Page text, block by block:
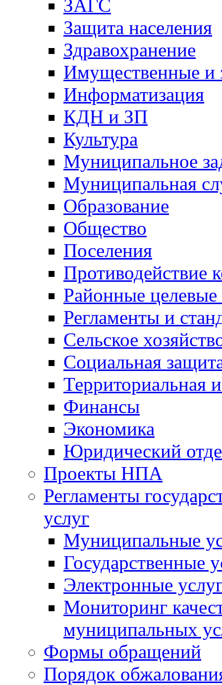
ЗАГС
Защита населения
Здравохранение
Имущественные и
Информатизация
КДН и ЗП
Культура
Муниципальное
Муниципальная
Образование
Общество
Поселения
Противодействие
Районные
Регламенты и
Сельское
Социальная
Территориальная
Финансы
Экономика
Юридический
Проекты НПА
Регламенты
услуг
Муниципальные
Государственные
Электронные
Мониторинг
муниципальных
Формы обращений
Порядок